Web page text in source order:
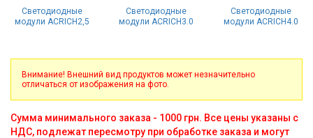
Производство
Новости
Вакансии
Светодиодные
модули ACRICH2,5
Светодиодные
модули ACRICH3.0
Светодиодные
модули ACRICH4.0
Внимание! Внешний вид продуктов может незначительно
отличаться от изображения на фото.
Сумма минимального заказа - 1000 грн. Все цены указаны с
НДС, подлежат пересмотру при обработке заказа и могут